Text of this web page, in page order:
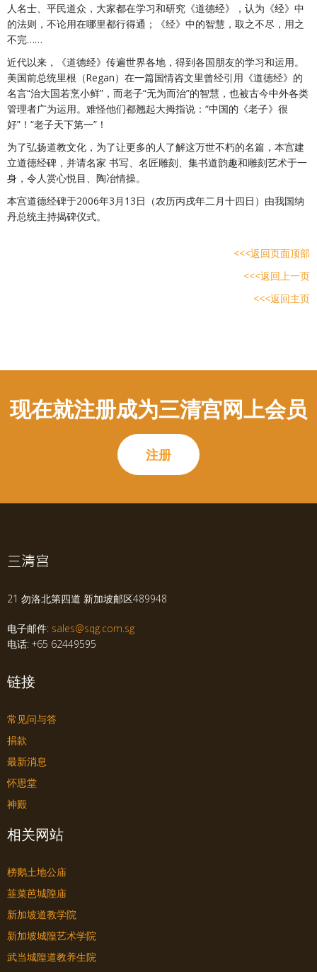
人名士、平民道众，大家都在学习和研究《道德经》，认为《经》中
的法则，不论用在哪里都行得通；《经》中的智慧，取之不尽，用之
不完……
近代以来，《道德经》传遍世界各地，得到各国朋友的学习和运用。
美国前总统里根（Regan）在一篇国情咨文里曾经引用《道德经》的
名言“治大国若烹小鲜”，而老子“无为而治”的智慧，也被古今中外各类
管理者广为运用。难怪他们都翘起大拇指说：“中国的《老子》很
好”！“老子天下第一”！
为了弘扬道教文化，为了让更多的人了解这万世不朽的名篇，本宫建
立道德经碑，并请名家 书写、名匠雕刻、集书道韵趣和雕刻艺术于一
身，令人赏心悦目、陶冶情操。
本宫道德经碑于2006年3月13日（农历丙戌年二月十四日）由我国纳
丹总统主持揭碑仪式。
<<<返回页面顶部
<<<返回上一页
<<<返回主页
现在就注册成为三清宫网上会员
注册
三清宫
21 勿洛北第四道 新加坡邮区489948
电子邮件: sales@sqg.com.sg
电话: +65 62449595
链接
常见问与答
捐款
最新消息
怀思堂
神殿
相关网站
榜鹅土地公庙
韮菜芭城隍庙
新加坡道教学院
新加坡城隍艺术学院
武当城隍道教养生院